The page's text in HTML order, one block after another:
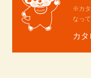
※カタ
なっ
カ